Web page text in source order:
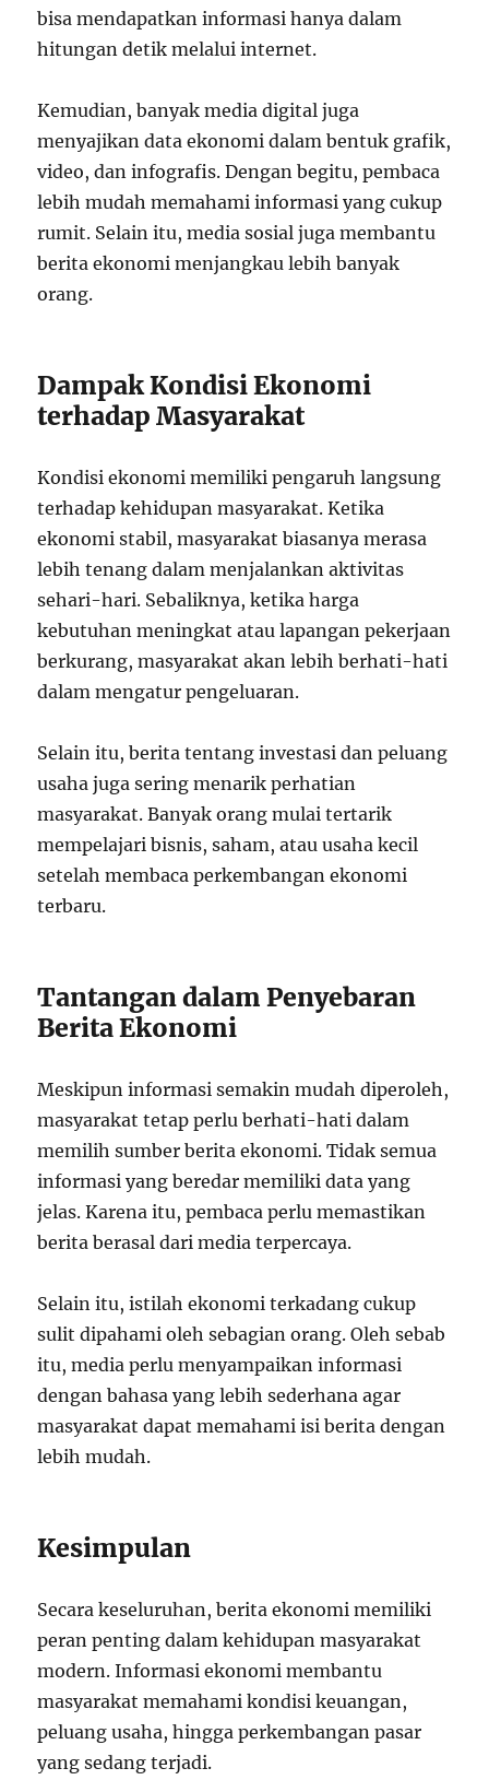
bisa mendapatkan informasi hanya dalam
hitungan detik melalui internet.
Kemudian, banyak media digital juga
menyajikan data ekonomi dalam bentuk grafik,
video, dan infografis. Dengan begitu, pembaca
lebih mudah memahami informasi yang cukup
rumit. Selain itu, media sosial juga membantu
berita ekonomi menjangkau lebih banyak
orang.
Dampak Kondisi Ekonomi
terhadap Masyarakat
Kondisi ekonomi memiliki pengaruh langsung
terhadap kehidupan masyarakat. Ketika
ekonomi stabil, masyarakat biasanya merasa
lebih tenang dalam menjalankan aktivitas
sehari-hari. Sebaliknya, ketika harga
kebutuhan meningkat atau lapangan pekerjaan
berkurang, masyarakat akan lebih berhati-hati
dalam mengatur pengeluaran.
Selain itu, berita tentang investasi dan peluang
usaha juga sering menarik perhatian
masyarakat. Banyak orang mulai tertarik
mempelajari bisnis, saham, atau usaha kecil
setelah membaca perkembangan ekonomi
terbaru.
Tantangan dalam Penyebaran
Berita Ekonomi
Meskipun informasi semakin mudah diperoleh,
masyarakat tetap perlu berhati-hati dalam
memilih sumber berita ekonomi. Tidak semua
informasi yang beredar memiliki data yang
jelas. Karena itu, pembaca perlu memastikan
berita berasal dari media terpercaya.
Selain itu, istilah ekonomi terkadang cukup
sulit dipahami oleh sebagian orang. Oleh sebab
itu, media perlu menyampaikan informasi
dengan bahasa yang lebih sederhana agar
masyarakat dapat memahami isi berita dengan
lebih mudah.
Kesimpulan
Secara keseluruhan, berita ekonomi memiliki
peran penting dalam kehidupan masyarakat
modern. Informasi ekonomi membantu
masyarakat memahami kondisi keuangan,
peluang usaha, hingga perkembangan pasar
yang sedang terjadi.